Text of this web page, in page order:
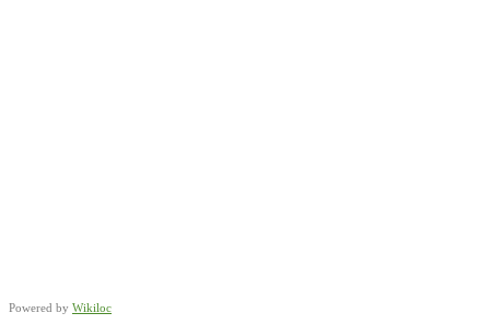
Powered by Wikiloc